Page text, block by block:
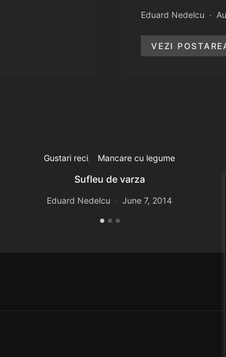
Eduard Nedelcu
VEZI
Gustari reci Mancare cu legume
Sufleu de varza
Eduard Nedelcu June 7, 2014